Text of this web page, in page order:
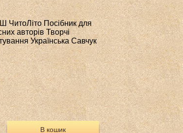
ЧитоЛіто Посібник для
авторів Творчі
Українська Савчук
В кошик